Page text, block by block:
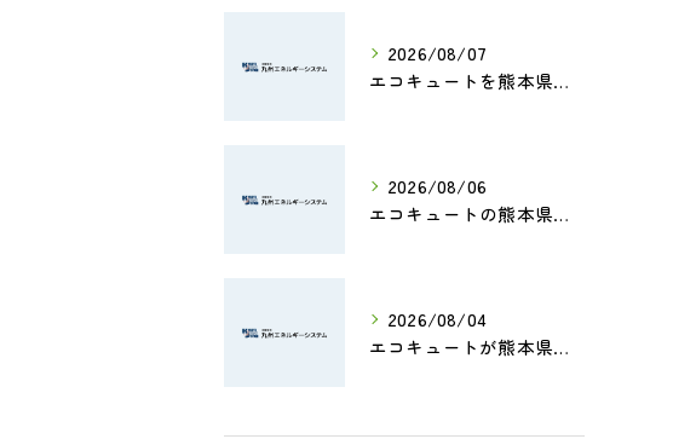
2026/08/07
エコキュートを熊本県のマンションで導入する際の費用・補助金・設置ポイントを徹底解説
2026/08/06
エコキュートの熊本県修理費用や評判から業者選びと交換判断まで徹底解説
2026/08/04
エコキュートが熊本県で地震後に安全に使えるか確認する手順と補助金情報まとめ